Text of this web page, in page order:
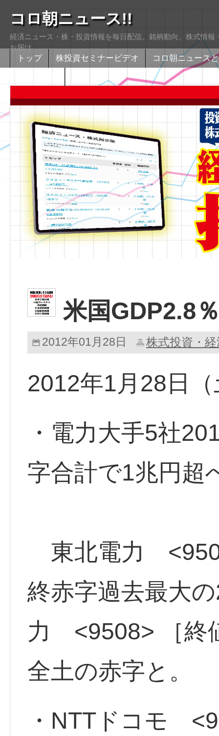
コロ朝ニュース!!
経済ニュース・株・投資情報を毎日配信。銘柄動向、株式情
お届け
トップ 株投資セミナービデオ
コロ朝ニュース
米国GDP2.8
2012年01月28日 株式投資・
2012年1月28日
・電力大手5社
字合計で1兆円超
東北電力
終赤字過去最大
力 <9508> ［終
全土の赤字と。
・NTTドコモ